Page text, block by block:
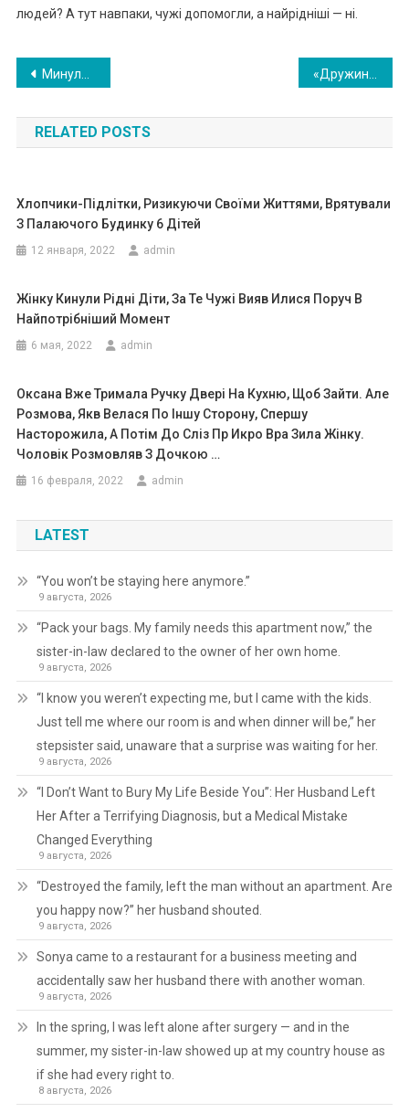
людей? А тут навпаки, чужі допомогли, а найрідніші — ні.
Навигация
по
записям
Минуло три роки після мого розлучення: Сергій проміняв мене на мою сестру. Одного ранку мені зателефонував колишній чоловік. Я була в шоці від того, що він попросив
RELATED POSTS
Хлопчики-Підлітки, Ризикуючи Своїми Життями, Врятували
З Палаючого Будинку 6 Дітей
12 января, 2022 admin
Жінку Кинули Рідні Діти, За Те Чужі Вияв Илися Поруч В
Найпотрібніший Момент
6 мая, 2022 admin
Оксана Вже Тримала Ручку Двері На Кухню, Щоб Зайти. Але
Розмова, Якв Велася По Іншу Сторону, Спершу
Насторожила, А Потім До Сліз Пр Икро Вра Зила Жінку.
Чоловік Розмовляв З Дочкою …
16 февраля, 2022 admin
LATEST
“You won’t be staying here anymore.”
9 августа, 2026
“Pack your bags. My family needs this apartment now,” the
sister-in-law declared to the owner of her own home.
9 августа, 2026
“I know you weren’t expecting me, but I came with the kids.
Just tell me where our room is and when dinner will be,” her
stepsister said, unaware that a surprise was waiting for her.
9 августа, 2026
“I Don’t Want to Bury My Life Beside You”: Her Husband Left
Her After a Terrifying Diagnosis, but a Medical Mistake
Changed Everything
9 августа, 2026
“Destroyed the family, left the man without an apartment. Are
you happy now?” her husband shouted.
9 августа, 2026
Sonya came to a restaurant for a business meeting and
accidentally saw her husband there with another woman.
9 августа, 2026
In the spring, I was left alone after surgery — and in the
summer, my sister-in-law showed up at my country house as
if she had every right to.
8 августа, 2026